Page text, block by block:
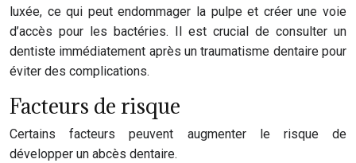
luxée, ce qui peut endommager la pulpe et créer une voie
d’accès pour les bactéries. Il est crucial de consulter un
dentiste immédiatement après un traumatisme dentaire pour
éviter des complications.
Facteurs de risque
Certains facteurs peuvent augmenter le risque de
développer un abcès dentaire.